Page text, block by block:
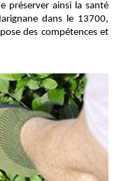
préserver ainsi la santé
dans le 13700,
des compétences et